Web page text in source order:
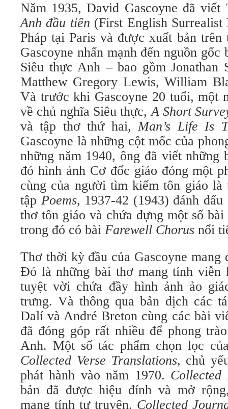
Năm 1935, David Gascoyne đã viết
Anh đầu tiên (First English
Pháp tại Paris và được xuất bản
Gascoyne nhấn mạnh đến nguồn gốc
Siêu thực Anh – bao gồm Jonathan
Matthew Gregory Lewis, William
Và trước khi Gascoyne 20 tuổi, một
về chủ nghĩa Siêu thực, A Short
và tập thơ thứ hai,Man’s Life Is
Gascoyne là những cột mốc của
những năm 1940, ông đã viết những
đó hình ảnh Cơ đốc giáo đóng một
cùng của người tìm kiếm tôn giáo là
tập Poems, 1937-42 (1943) đánh
thơ tôn giáo và chứa đựng một số
trong đó có bài Farewell Chorus nổi
Thơ thời kỳ đầu của Gascoyne mang
Đó là những bài thơ mang tính viễn
tuyệt vời chứa đầy hình ảnh ảo
trưng. Và thông qua bản dịch các
Dalí và André Breton cùng các bài
đã đóng góp rất nhiều để phong
Anh. Một số tác phẩm chọn lọc
Collected Verse Translations, chủ
phát hành vào năm 1970. Collected
bản đã được hiệu đính và mở
mang tính tự truyện. Collected